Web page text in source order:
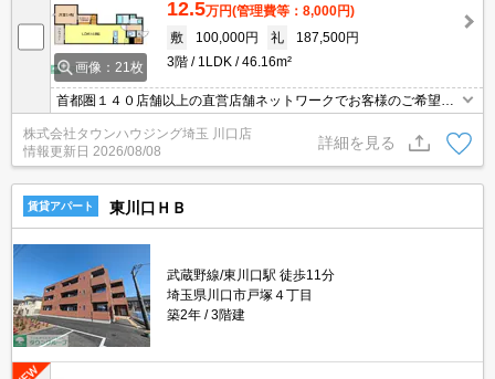
画像：21枚
12.5万円(管理費等：8,000円)
敷
100,000円 礼
187,500円
3階
1LDK 46.16m²
首都圏１４０店舗以上の直営店舗ネットワークでお客様のご希望に
合ったお部屋をお探しさせて頂きます☆賃貸市場に出ている情報を
まとめてご紹介☆何でもご相談下さい♪
株式会社タウンハウジング埼玉 川口店
情報更新日 2026/08/08
詳細を見る
賃貸アパート 東川口ＨＢ
武蔵野線/東川口駅 徒歩11分
埼玉県川口市戸塚４丁目
築2年
3階建